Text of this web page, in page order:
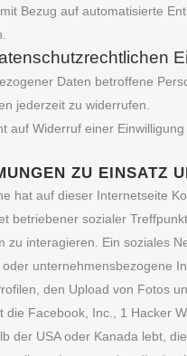
Bezug auf automatisierte
Daten betroffene
jederzeit zu widerrufen.
auf Widerruf einer
ZU EINSATZ
hat auf dieser Internetseite
betriebener sozialer
zu interagieren. Ein soziales
unternehmensbezogene
den Upload von Fotos
Facebook, Inc., 1 Hacker
der USA oder Kanada lebt,